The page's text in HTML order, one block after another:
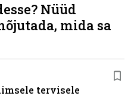
Nüüd
mida sa
tervisele